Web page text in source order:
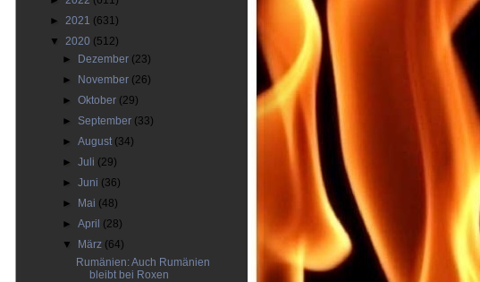
► 2021 (631)
▼ 2020 (512)
►
Dezember (23)
►
November (26)
►Oktober (29)
► September (33)
►August (34)
►Juli (29)
►Juni (36)
►
Mai (48)
►April (28)
▼
März (64)
Rumänien: Auch Rumänien
bleibt bei Roxen